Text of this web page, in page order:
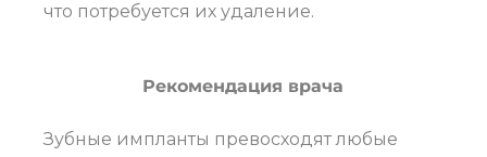
что потребуется их удаление.
Рекомендация врача
Зубные импланты превосходят любые